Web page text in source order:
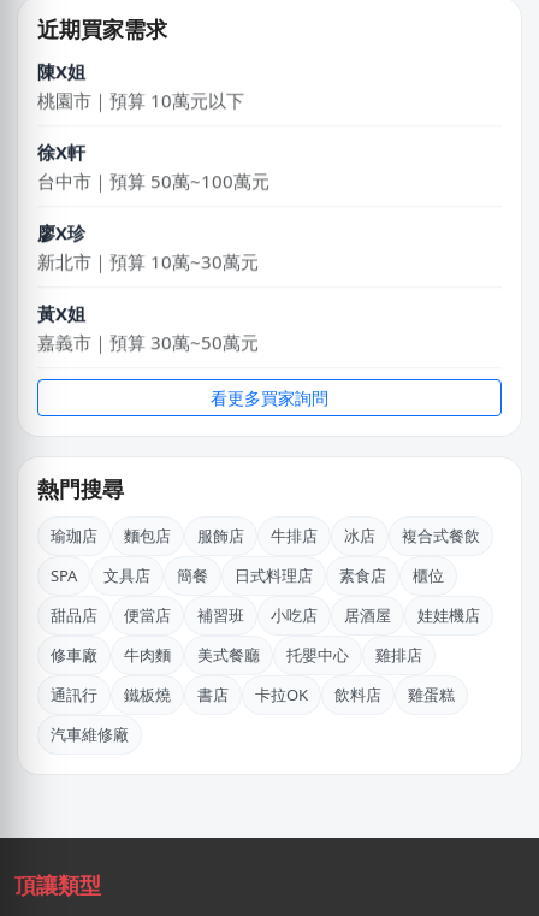
近期買家需求
新北市｜預算 10萬~30萬元
陳X姐
桃園市｜預算 10萬元以下
徐X軒
台中市｜預算 50萬~100萬元
廖X珍
新北市｜預算 10萬~30萬元
黃X姐
嘉義市｜預算 30萬~50萬元
KXllyChen
新北市｜預算 30萬~50萬元
花蓮縣｜預算 50萬~100萬元
王X宏
新北市｜預算 10萬元以下
黃
新北市｜預算 10萬~30萬元
陳X姐
桃園市｜預算 10萬元以下
廖X珍
新北市｜預算 10萬~30萬元
看更多買家詢問
熱門搜尋
瑜珈店 麵包店 服飾店 牛排店 冰店
複合式餐飲
SPA
文具店 簡餐 日式料理店 素食店
櫃位
甜品店
便當店 補習班 小吃店 居酒屋
娃娃機店
修車廠
牛肉麵 美式餐廳 托嬰中心
雞排店
通訊行
鐵板燒 書店 卡拉OK 飲料店
雞蛋糕
汽車維修廠
頂讓類型